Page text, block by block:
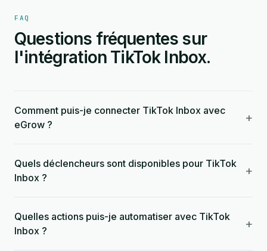
FAQ
Questions fréquentes sur
l'intégration TikTok Inbox.
Comment puis-je connecter TikTok Inbox avec
eGrow ?
+
Quels déclencheurs sont disponibles pour TikTok
Inbox ?
+
Quelles actions puis-je automatiser avec TikTok
Inbox ?
+